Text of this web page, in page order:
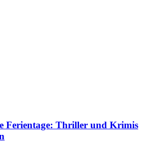
Ferientage: Thriller und Krimis